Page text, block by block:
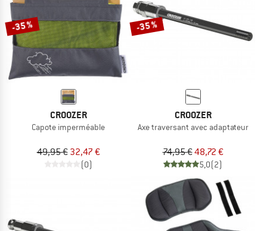
-35 %
CROOZER
Capote imperméable
49,95 € 32,47 €
(0)
-35 %
CROOZER
Axe traversant avec adaptateur
74,95 €48,72 €
5,0(2)